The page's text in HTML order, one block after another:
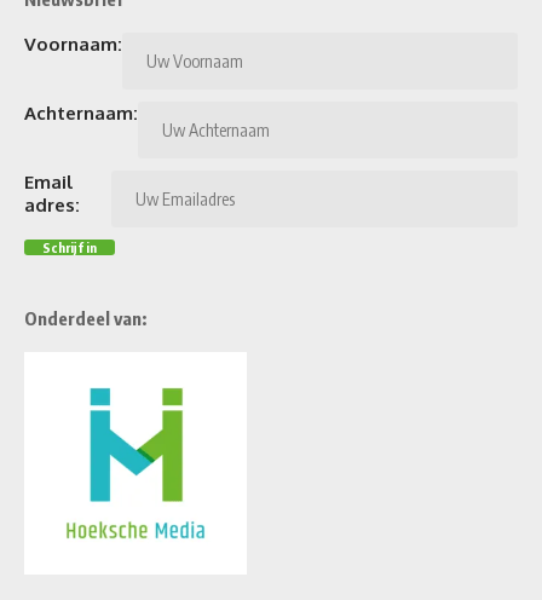
Voornaam:
Achternaam:
Email
adres:
Onderdeel van: